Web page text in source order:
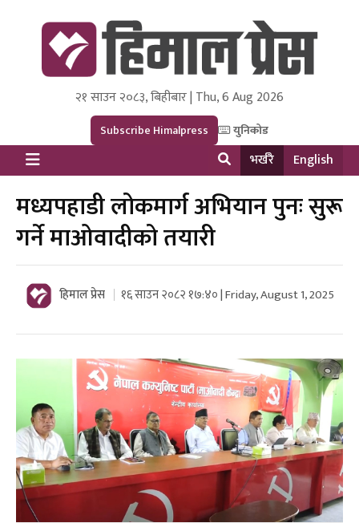
Himal Press
Dot NewsyNepal Media and Research Pvt Ltd.
२१ साउन २०८३, बिहीबार | Thu, 6 Aug 2026
Subscribe Himalpress युनिकोड
भर्खरै English
मध्यपहाडी लोकमार्ग अभियान पुनः सुरू
गर्ने माओवादीको तयारी
हिमाल प्रेस १६ साउन २०८२ १७:४० | Friday, August 1, 2025